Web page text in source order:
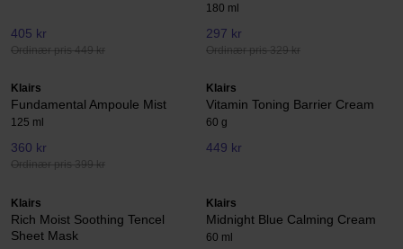
405 kr
Ordinær pris 449 kr
180 ml
297 kr
Ordinær pris 329 kr
Klairs
Fundamental Ampoule Mist
125 ml
360 kr
Ordinær pris 399 kr
Klairs
Vitamin Toning Barrier Cream
60 g
449 kr
Klairs
Rich Moist Soothing Tencel
Sheet Mask
Klairs
Midnight Blue Calming Cream
60 ml